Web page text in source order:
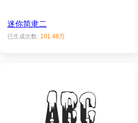
迷你简隶二
已生成次数: 101.48万